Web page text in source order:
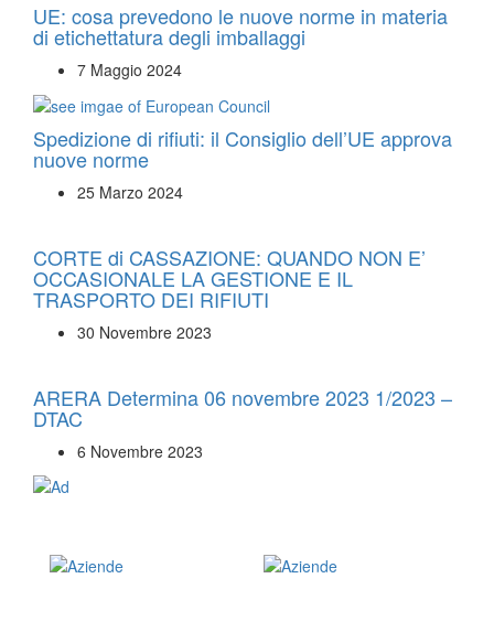
UE: cosa prevedono le nuove norme in materia
di etichettatura degli imballaggi
7 Maggio 2024
Spedizione di rifiuti: il Consiglio dell’UE approva
nuove norme
25 Marzo 2024
CORTE di CASSAZIONE: QUANDO NON E’
OCCASIONALE LA GESTIONE E IL
TRASPORTO DEI RIFIUTI
30 Novembre 2023
ARERA Determina 06 novembre 2023 1/2023 –
DTAC
6 Novembre 2023